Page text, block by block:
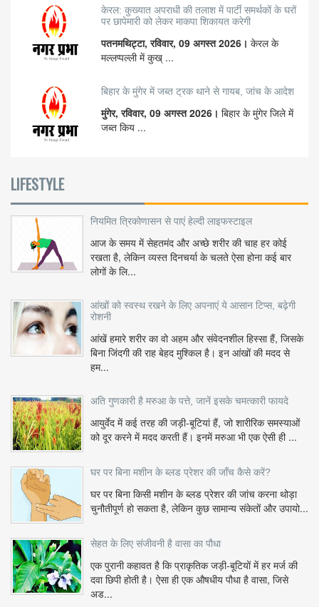
केरल: कुख्यात अपराधी की तलाश में पार्टी समर्थकों के घरों
पर छापेमारी को लेकर माकपा शिकायत करेगी
पतनमथिट्टा, रविवार, 09 अगस्त 2026। केरल के
मल्लप्पल्ली में कुख् ...
बिहार के मुंगेर में जब्त ट्रक थाने से गायब, जांच के आदेश
मुंगेर, रविवार, 09 अगस्त 2026। बिहार के मुंगेर जिले में
जब्त किय ...
LIFESTYLE
नियमित त्रिकोणासन से पाएं हेल्दी लाइफस्टाइल
आज के समय में सेहतमंद और अच्छे शरीर की चाह हर कोई
रखता है, लेकिन व्यस्त दिनचर्या के चलते ऐसा होना कई बार
लोगों के लि...
आंखों को स्वस्थ रखने के लिए अपनाएं ये आसान टिप्स, बढ़ेगी
रोशनी
आंखें हमारे शरीर का वो अहम और संवेदनशील हिस्सा हैं, जिसके
बिना जिंदगी की राह बेहद मुश्किल है। इन आंखों की मदद से
हम...
अति गुणकारी है मरुआ के पत्ते, जानें इसके चमत्कारी फायदे
आयुर्वेद में कई तरह की जड़ी-बूटियां हैं, जो शारीरिक समस्याओं
को दूर करने में मदद करती हैं। इनमें मरुआ भी एक ऐसी ही ...
घर पर बिना मशीन के ब्लड प्रेशर की जाँच कैसे करें?
घर पर बिना किसी मशीन के ब्लड प्रेशर की जांच करना थोड़ा
चुनौतीपूर्ण हो सकता है, लेकिन कुछ सामान्य संकेतों और उपायो...
सेहत के लिए संजीवनी है वासा का पौधा
एक पुरानी कहावत है कि प्राकृतिक जड़ी-बूटियों में हर मर्ज की
दवा छिपी होती है। ऐसा ही एक औषधीय पौधा है वासा, जिसे
अड...